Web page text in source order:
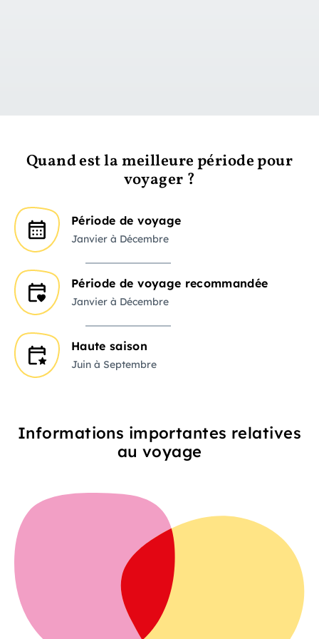
Quand est la meilleure période pour
voyager ?
Période de voyage
Janvier à Décembre
Période de voyage recommandée
Janvier à Décembre
Haute saison
Juin à Septembre
Informations importantes relatives
au voyage